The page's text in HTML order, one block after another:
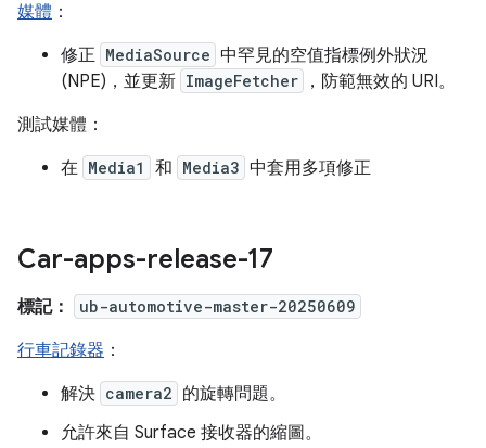
媒體 ：
修正 MediaSource 中罕見的空值指標例外狀況
(NPE)，並更新 ImageFetcher
，防範無效的 URI。
測試媒體：
在 Media1 和 Media3 中套用多項修正
Car-apps-release-17
標記： ub-automotive-master-20250609
行車記錄器 ：
解決 camera2 的旋轉問題。
允許來自 Surface 接收器的縮圖。